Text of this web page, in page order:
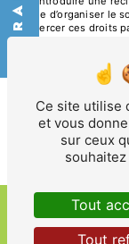
que d’organiser le
exercer ces droits
31470 Bragayrac
être demandé.
prise de contact
fins probatoires et
vous inscrire sur
disponible à cette
pour plus
Ce site utilise
et vous
sur ceux
Tout
Tout